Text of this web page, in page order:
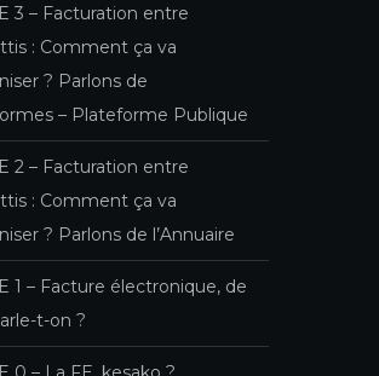
3 – Facturation entre
: Comment ça va
? Parlons de
– Plateforme Publique
2 – Facturation entre
: Comment ça va
? Parlons de l’Annuaire
1 – Facture électronique, de
t-on ?